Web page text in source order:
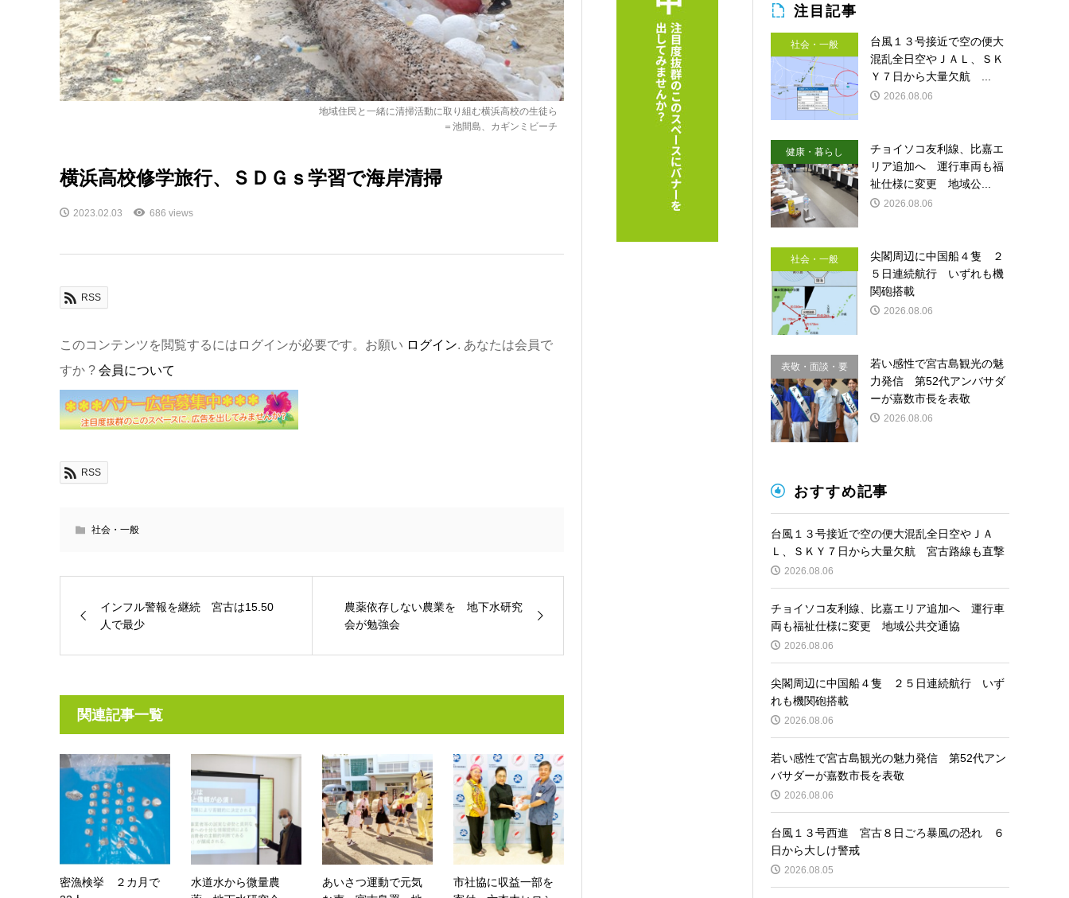
地域住民と一緒に清掃活動に取り組む横浜高校の生徒ら
＝池間島、カギンミビーチ
横浜高校修学旅行、ＳＤＧｓ学習で海岸清掃
2023.02.03 686 views
RSS
このコンテンツを閲覧するにはログインが必要です。お願い ログイン. あなたは会員で
すか ? 会員について
RSS
社会・一般
インフル警報を継続 宮古は15.50
人で最少
農薬依存しない農業を 地下水研究
会が勉強会
関連記事一覧
密漁検挙 ２カ月で
水道水から微量農
あいさつ運動で元気
市社協に収益一部を
注目記事
社会・一般
台風１３号接近で空の便大
混乱全日空やＪＡＬ、ＳＫ
Ｙ７日から大量欠航 ...
2026.08.06
健康・暮らし
チョイソコ友利線、比嘉エ
リア追加へ 運行車両も福
祉仕様に変更 地域公...
2026.08.06
社会・一般
尖閣周辺に中国船４隻 ２
５日連続航行 いずれも機
関砲搭載
2026.08.06
表敬・面談・要
請
若い感性で宮古島観光の魅
力発信 第52代アンバサダ
ーが嘉数市長を表敬
2026.08.06
おすすめ記事
台風１３号接近で空の便大混乱全日空やＪＡ
Ｌ、ＳＫＹ７日から大量欠航 宮古路線も直撃
2026.08.06
チョイソコ友利線、比嘉エリア追加へ 運行車
両も福祉仕様に変更 地域公共交通協
2026.08.06
尖閣周辺に中国船４隻 ２５日連続航行 いず
れも機関砲搭載
2026.08.06
若い感性で宮古島観光の魅力発信 第52代アン
バサダーが嘉数市長を表敬
2026.08.06
台風１３号西進 宮古８日ごろ暴風の恐れ ６
日から大しけ警戒
2026.08.05